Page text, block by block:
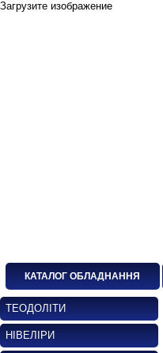
Загрузите изображение
КАТАЛОГ ОБЛАДНАННЯ
ТЕОДОЛІТИ
НІВЕЛІРИ